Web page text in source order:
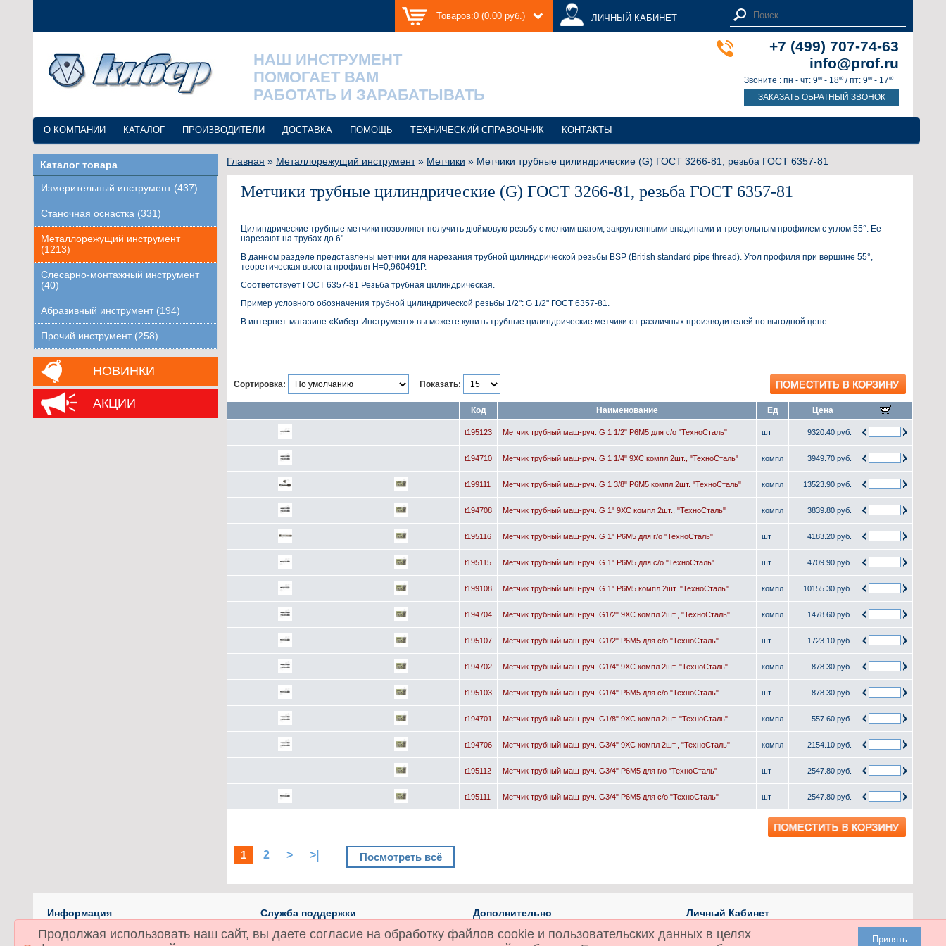
Товаров:0 (0.00 руб.) ЛИЧНЫЙ КАБИНЕТ
НАШ ИНСТРУМЕНТ
ПОМОГАЕТ ВАМ
РАБОТАТЬ И ЗАРАБАТЫВАТЬ
ЗАКАЗАТЬ ОБРАТНЫЙ ЗВОНОК
+7 (499) 707-74-63
info@prof.ru
Звоните : пн - чт: 900 - 1800 / пт: 900 - 1700
О КОМПАНИИ КАТАЛОГ ПРОИЗВОДИТЕЛИ ДОСТАВКА ПОМОЩЬ ТЕХНИЧЕСКИЙ СПРАВОЧНИК КОНТАКТЫ
Каталог товара
Измерительный инструмент (437)
Станочная оснастка (331)
Металлорежущий инструмент
(1213)
Слесарно-монтажный инструмент
(40)
Абразивный инструмент (194)
Прочий инструмент (258)
НОВИНКИ
АКЦИИ
Главная » Металлорежущий инструмент» Метчики » Метчики трубные цилиндрические (G) ГОСТ 3266-81, резьба ГОСТ 6357-81
Метчики трубные цилиндрические (G) ГОСТ 3266-81, резьба ГОСТ 6357-81
Цилиндрические трубные метчики позволяют получить дюймовую резьбу с мелким шагом, закругленными впадина­ми и треугольным профилем с углом 55°. Ее
нарезают на трубах до 6".
В данном разделе представлены метчики для нарезания трубной цилиндрической резьбы BSP (British standard pipe thread). Угол профиля при вершине 55°,
теоретическая высота профиля Н=0,960491Р.
Соответствует ГОСТ 6357-81 Резьба трубная цилиндрическая.
Пример условного обозначения трубной цилиндрической резьбы 1/2": G 1/2" ГОСТ 6357-81.
В интернет-магазине «Кибер-Инструмент» вы можете купить трубные цилиндрические метчики от различных производителей по выгодной цене.
Сортировка: Показать:
Код Наименование Ед Цена
t195123 Метчик трубный маш-руч. G 1 1/2" Р6М5 для с/о "ТехноСталь" шт 9320.40 руб.
t194710 Метчик трубный маш-руч. G 1 1/4" 9ХС компл 2шт., "ТехноСталь" компл 3949.70 руб.
t199111 Метчик трубный маш-руч. G 1 3/8" Р6М5 компл 2шт. "ТехноСталь" компл 13523.90 руб.
t194708 Метчик трубный маш-руч. G 1" 9ХС компл 2шт., "ТехноСталь" компл 3839.80 руб.
t195116 Метчик трубный маш-руч. G 1" Р6М5 для г/о "ТехноСталь" шт 4183.20 руб.
t195115 Метчик трубный маш-руч. G 1" Р6М5 для с/о "ТехноСталь" шт 4709.90 руб.
t199108 Метчик трубный маш-руч. G 1" Р6М5 компл 2шт. "ТехноСталь" компл 10155.30 руб.
t194704 Метчик трубный маш-руч. G1/2" 9ХС компл 2шт., "ТехноСталь" компл 1478.60 руб.
t195107 Метчик трубный маш-руч. G1/2" Р6М5 для с/о "ТехноСталь" шт 1723.10 руб.
t194702 Метчик трубный маш-руч. G1/4" 9ХС компл 2шт. "ТехноСталь" компл 878.30 руб.
t195103 Метчик трубный маш-руч. G1/4" Р6М5 для с/о "ТехноСталь" шт 878.30 руб.
t194701 Метчик трубный маш-руч. G1/8" 9ХС компл 2шт. "ТехноСталь" компл 557.60 руб.
t194706 Метчик трубный маш-руч. G3/4" 9ХС компл 2шт., "ТехноСталь" компл 2154.10 руб.
t195112 Метчик трубный маш-руч. G3/4" Р6М5 для г/о "ТехноСталь" шт 2547.80 руб.
t195111 Метчик трубный маш-руч. G3/4" Р6М5 для с/о "ТехноСталь" шт 2547.80 руб.
1 2 > >| Посмотреть всё
Информация
О компании
Доставка
Служба поддержки
Связаться с нами
Карта сайта
Дополнительно
Производители (бренды)
Технический справочник
Личный Кабинет
Личный Кабинет
История заказов
Продолжая использовать наш сайт, вы даете согласие на обработку файлов cookie и пользовательских данных в целях
Принять